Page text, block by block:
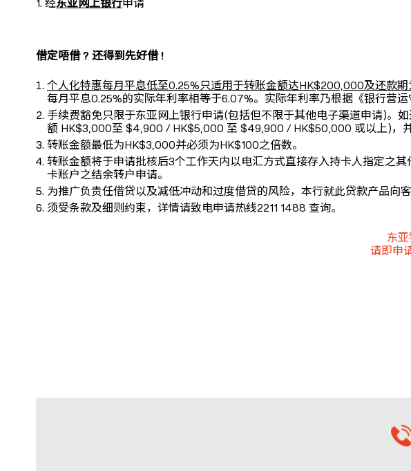
1. 经东亚网上银行申请
借定唔借 ? 还得到先好借 !
个人化特惠每月平息低至0.25%只适用于转账金额达HK$200,000及还款期
每月平息0.25%的实际年利率相等于6.07%。实际年利率乃根据《银行营
手续费豁免只限于东亚网上银行申请(包括但不限于其他电子渠道申请)。
额 HK$3,000至 $4,900 / HK$5,000 至 $49,900 / HK$50,000 或以上)，
转账金额最低为HK$3,000并必须为HK$100之倍数。
转账金额将于申请批核后3个工作天内以电汇方式直接存入持卡人指定之
卡账户之结余转户申请。
为推广负责任借贷以及减低冲动和过度借贷的风险，本行就此贷款产品向
须受条款及细则约束，详情请致电申请热线2211 1488 查询。
东亚
请即申